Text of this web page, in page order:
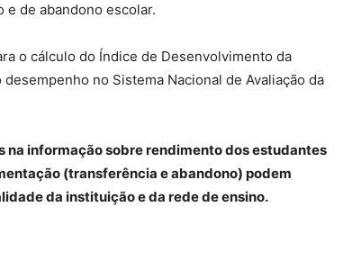
e de abandono escolar.
o cálculo do Índice de Desenvolvimento da
no Sistema Nacional de Avaliação da
na informação sobre rendimento dos estudantes
(transferência e abandono) podem
da instituição e da rede de ensino.